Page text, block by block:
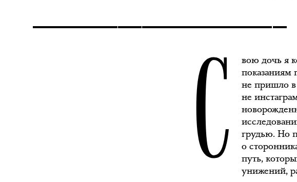
С
вою дочь я
показаниям
не пришло в
не
грудью. Но
о
путь,
унижений,